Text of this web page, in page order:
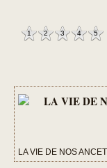
1 2 3 4 5
LA VIE DE NOS